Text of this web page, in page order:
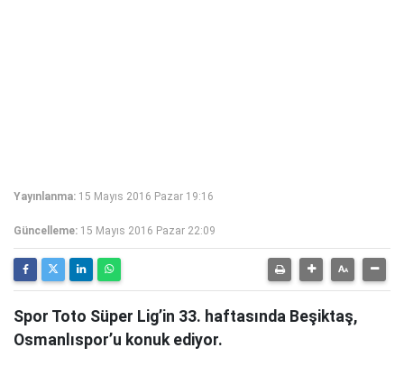
Yayınlanma: 15 Mayıs 2016 Pazar 19:16
Güncelleme: 15 Mayıs 2016 Pazar 22:09
Spor Toto Süper Lig’in 33. haftasında Beşiktaş,
Osmanlıspor’u konuk ediyor.